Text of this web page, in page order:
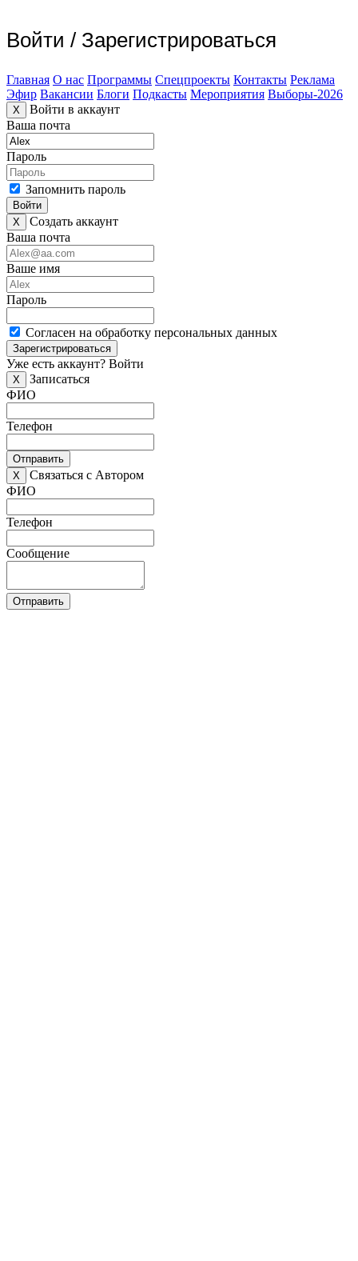
Войти / Зарегистрироваться
Главная О нас Программы Спецпроекты Контакты Реклама
Эфир Вакансии Блоги Подкасты Мероприятия Выборы-2026
X
Войти в аккаунт
Ваша почта
Пароль
Запомнить пароль
Войти
X
Создать аккаунт
Ваша почта
Ваше имя
Пароль
Согласен на обработку персональных данных
Зарегистрироваться
Уже есть аккаунт? Войти
X
Записаться
ФИО
Телефон
Отправить
X
Связаться с Автором
ФИО
Телефон
Сообщение
Отправить